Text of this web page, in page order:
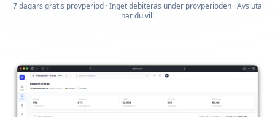
7 dagars gratis provperiod · Inget debiteras under provperioden · Avsluta
när du vill